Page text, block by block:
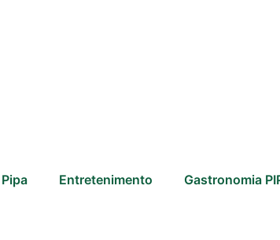
Entretenimento Gastronomia